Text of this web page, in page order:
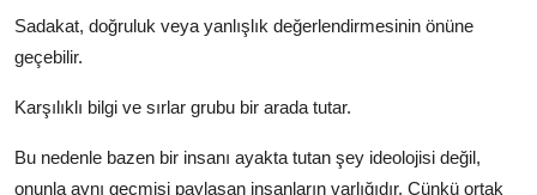
Sadakat, doğruluk veya yanlışlık değerlendirmesinin önüne
geçebilir.
Karşılıklı bilgi ve sırlar grubu bir arada tutar.
Bu nedenle bazen bir insanı ayakta tutan şey ideolojisi değil,
onunla aynı geçmişi paylaşan insanların varlığıdır. Çünkü ortak